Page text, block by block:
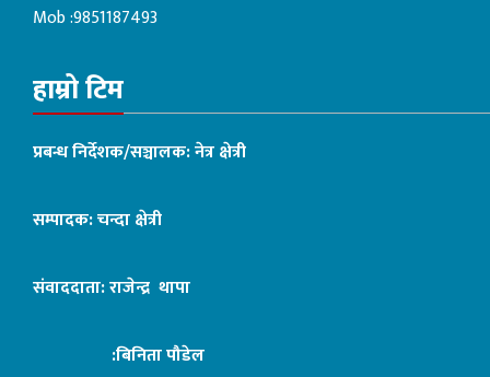
Mob :9851187493
हाम्रो टिम
प्रबन्ध निर्देशक/सञ्चालक: नेत्र क्षेत्री
सम्पादक: चन्दा क्षेत्री
संवाददाता: राजेन्द्र थापा
:बिनिता पौडेल